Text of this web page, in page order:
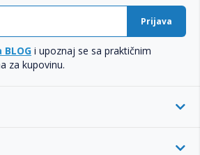
Prijava
i upoznaj se sa praktičnim
za kupovinu.